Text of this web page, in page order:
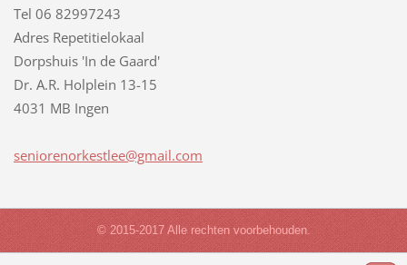
Tel 06 82997243
Adres Repetitielokaal
Dorpshuis 'In de Gaard'
Dr. A.R. Holplein 13-15
4031 MB Ingen
seniorenorkestlee@gmail.com
© 2015-2017 Alle rechten voorbehouden.